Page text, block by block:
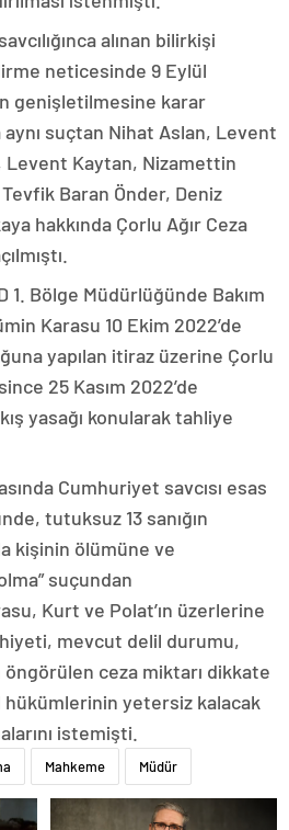
alınan bilirkişi
neticesinde 9 Eylül
genişletilmesine karar
suçtan Nihat Aslan, Levent
Levent Kaytan, Nizamettin
Baran Önder, Deniz
hakkında Çorlu Ağır Ceza
1. Bölge Müdürlüğünde Bakım
Karasu 10 Ekim 2022’de
yapılan itiraz üzerine Çorlu
25 Kasım 2022’de
yasağı konularak tahliye
Cumhuriyet savcısı esas
tutuksuz 13 sanığın
kişinin ölümüne ve
suçundan
Kurt ve Polat’ın üzerlerine
mevcut delil durumu,
öngörülen ceza miktarı dikkate
hükümlerinin yetersiz kalacak
istemişti.
Mahkeme Müdür